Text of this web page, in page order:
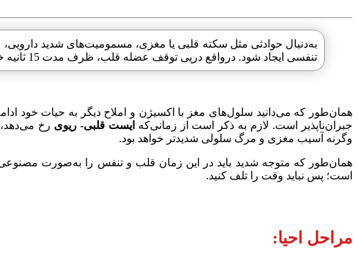
به‌دنبال حوادثی مثل سکته قلبی یا مغزی، مسمومیت‌های شدید
تنفسی ایجاد شود. درواقع درپی توقف عضله قلب، ظرف مدت 15 ثانیه خون‌رسانی به مغز مختل می‌شود، فرد هوشیاری خود را از دست می‌دهد و بعد از آن، ایست تنفسی رخ می‌دهد.
همان‌طور که می‌دانید سلول‌های مغز با اکسیژن و املاح دیگر به حیات خود
جبران‌ناپذیر ا‌ست. لازم به ذکر ا‌ست از زمانی‌که ایست قلبی- ریوی رخ می‌دهد، 6-4 دقیقه زمان داریم تا
وگرنه آسیب مغزی و مرگ سلولی شدیدتر خواهد بود.
همان‌طور که متوجه شدید باید در این زمان قلب و تنفس را به‌صورت مصنوعی
ا‌ست؛ پس نباید وقت را تلف کنید.
مراحل احیا: